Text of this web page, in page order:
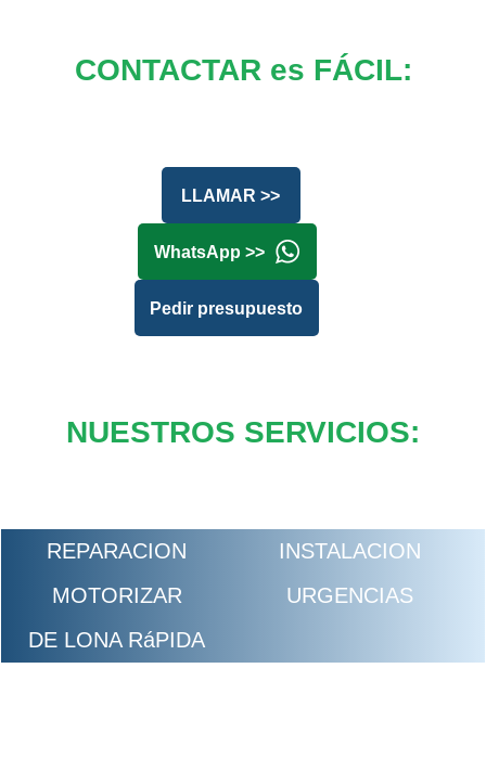
CONTACTAR es FÁCIL:
LLAMAR >>
WhatsApp >>
Pedir presupuesto
NUESTROS SERVICIOS:
REPARACION
INSTALACION
MOTORIZAR
URGENCIAS
DE LONA RáPIDA